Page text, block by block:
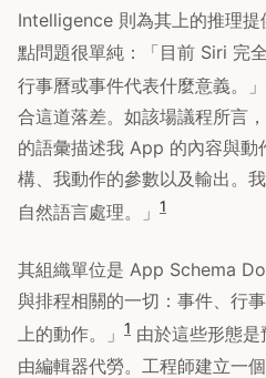
Intelligence 則為其上的推理提
點問題很單純：「目前 Siri 完
行事曆或事件代表什麼意義。」
合這道落差。如該場議程所言
的語彙描述我 App 的內容與動
構、我動作的參數以及輸出。
自然語言處理。」 1
其組織單位是 App Schema
與排程相關的一切：事件、行
上的動作。」 1 由於這些形態
由編輯器代勞。工程師建立一個